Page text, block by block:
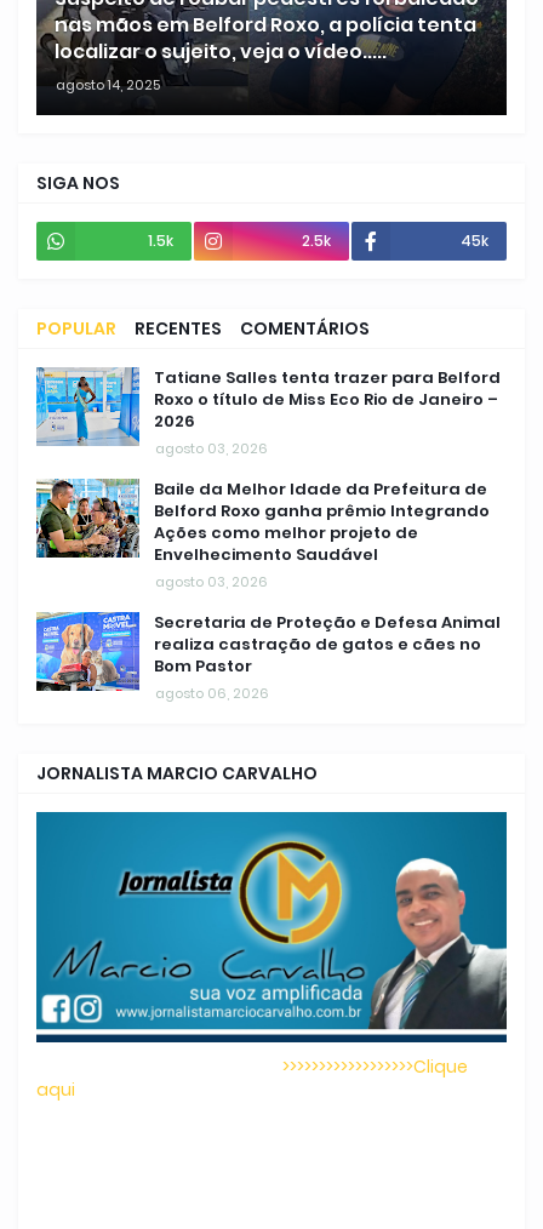
nas mãos em Belford Roxo, a polícia tenta
localizar o sujeito, veja o vídeo.....
agosto 14, 2025
SIGA NOS
1.5k 2.5k 45k
POPULAR RECENTES COMENTÁRIOS
Tatiane Salles tenta trazer para Belford
Roxo o título de Miss Eco Rio de Janeiro –
2026
agosto 03, 2026
Baile da Melhor Idade da Prefeitura de
Belford Roxo ganha prêmio Integrando
Ações como melhor projeto de
Envelhecimento Saudável
agosto 03, 2026
Secretaria de Proteção e Defesa Animal
realiza castração de gatos e cães no
Bom Pastor
agosto 06, 2026
JORNALISTA MARCIO CARVALHO
>>>>>>>>>>>>>>>>>>Clique
aqui